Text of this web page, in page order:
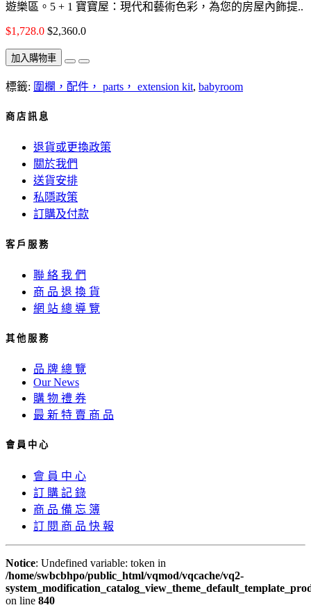
遊樂區。5 + 1 寶寶屋：現代和藝術色彩，為您的房屋內飾提..
$1,728.0 $2,360.0
加入購物車
標籤: 圍欄，配件， parts， extension kit, babyroom
商 店 訊 息
退貨或更換政策
關於我們
送貨安排
私隱政策
訂購及付款
客 戶 服 務
聯 絡 我 們
商 品 退 換 貨
網 站 總 導 覽
其 他 服 務
品 牌 總 覽
Our News
購 物 禮 券
最 新 特 賣 商 品
會 員 中 心
會 員 中 心
訂 購 記 錄
商 品 備 忘 簿
訂 閱 商 品 快 報
Notice: Undefined variable: token in
/home/swbcbhpo/public_html/vqmod/vqcache/vq2-
on line 840